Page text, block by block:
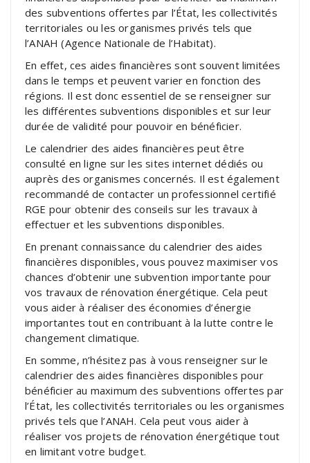
des subventions offertes par l’État, les collectivités
territoriales ou les organismes privés tels que
l’ANAH (Agence Nationale de l’Habitat).
En effet, ces aides financières sont souvent limitées
dans le temps et peuvent varier en fonction des
régions. Il est donc essentiel de se renseigner sur
les différentes subventions disponibles et sur leur
durée de validité pour pouvoir en bénéficier.
Le calendrier des aides financières peut être
consulté en ligne sur les sites internet dédiés ou
auprès des organismes concernés. Il est également
recommandé de contacter un professionnel certifié
RGE pour obtenir des conseils sur les travaux à
effectuer et les subventions disponibles.
En prenant connaissance du calendrier des aides
financières disponibles, vous pouvez maximiser vos
chances d’obtenir une subvention importante pour
vos travaux de rénovation énergétique. Cela peut
vous aider à réaliser des économies d’énergie
importantes tout en contribuant à la lutte contre le
changement climatique.
En somme, n’hésitez pas à vous renseigner sur le
calendrier des aides financières disponibles pour
bénéficier au maximum des subventions offertes par
l’État, les collectivités territoriales ou les organismes
privés tels que l’ANAH. Cela peut vous aider à
réaliser vos projets de rénovation énergétique tout
en limitant votre budget.